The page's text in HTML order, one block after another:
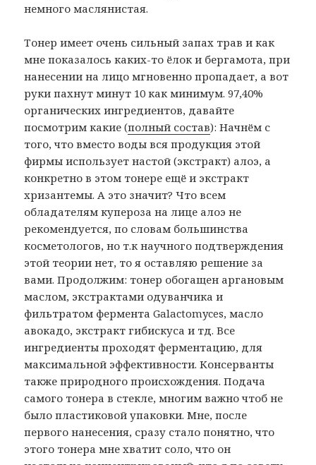
немного маслянистая.
Тонер имеет очень сильный запах трав и как
мне показалось каких-то ёлок и бергамота, при
нанесении на лицо мгновенно пропадает, а вот
руки пахнут минут 10 как минимум. 97,40%
органических ингредиентов, давайте
посмотрим какие (полный состав): Начнём с
того, что вместо воды вся продукция этой
фирмы использует настой (экстракт) алоэ, а
конкретно в этом тонере ещё и экстракт
хризантемы. А это значит? Что всем
обладателям купероза на лице алоэ не
рекомендуется, по словам большинства
косметологов, но т.к научного подтверждения
этой теории нет, то я оставляю решение за
вами. Продолжим: тонер обогащен аргановым
маслом, экстрактами одуванчика и
фильтратом фермента Galactomyces, масло
авокадо, экстракт гибискуса и тд. Все
ингредиенты проходят ферментацию, для
максимальной эффективности. Консерванты
также природного происхождения. Подача
самого тонера в стекле, многим важно чтоб не
было пластиковой упаковки. Мне, после
первого нанесения, сразу стало понятно, что
этого тонера мне хватит соло, что он